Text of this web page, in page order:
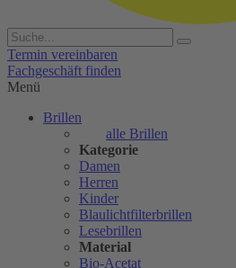
Termin vereinbaren
Fachgeschäft finden
Menü
Brillen
alle Brillen
Kategorie
Damen
Herren
Kinder
Blaulichtfilterbrillen
Lesebrillen
Material
Bio-Acetat